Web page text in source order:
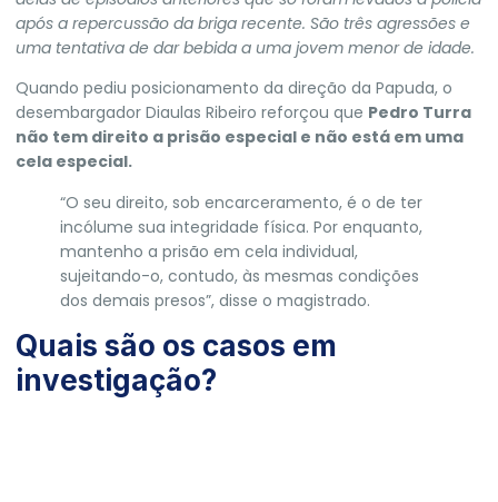
após a repercussão da briga recente. São três agressões e
uma tentativa de dar bebida a uma jovem menor de idade.
Quando pediu posicionamento da direção da Papuda, o
desembargador Diaulas Ribeiro reforçou que Pedro Turra
não tem direito a prisão especial e não está em uma
cela especial.
“O seu direito, sob encarceramento, é o de ter
incólume sua integridade física. Por enquanto,
mantenho a prisão em cela individual,
sujeitando-o, contudo, às mesmas condições
dos demais presos”, disse o magistrado.
Quais são os casos em
investigação?